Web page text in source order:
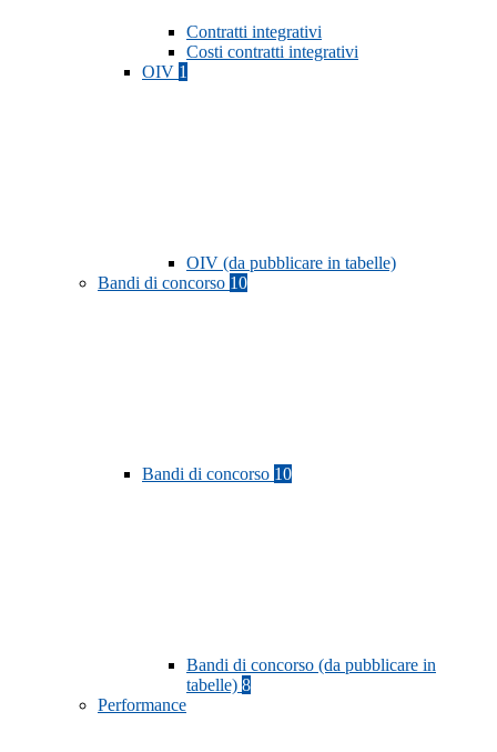
Contratti integrativi
Costi contratti integrativi
OIV 1
OIV (da pubblicare in tabelle)
Bandi di concorso 10
Bandi di concorso 10
Bandi di concorso (da pubblicare in
tabelle) 8
Performance